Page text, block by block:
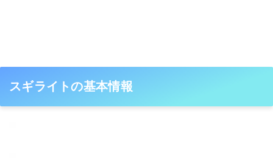
スギライトの基本情報